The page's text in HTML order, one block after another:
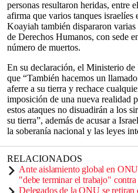
personas resultaron heridas, entre
afirma que varios tanques israelíes
Koayiah también dispararon
de Derechos Humanos, con sede
número de muertos.
En su declaración, el Ministerio de
que “También hacemos un
aferre a su tierra y rechace
imposición de una nueva realidad
estos ataques no disuadirán a los
su tierra”, además de acusar a
la soberanía nacional y las leyes
RELACIONADOS
Ante aislamiento global en
"debe terminar el trabajo" contra
Delegados de la ONU se retiran